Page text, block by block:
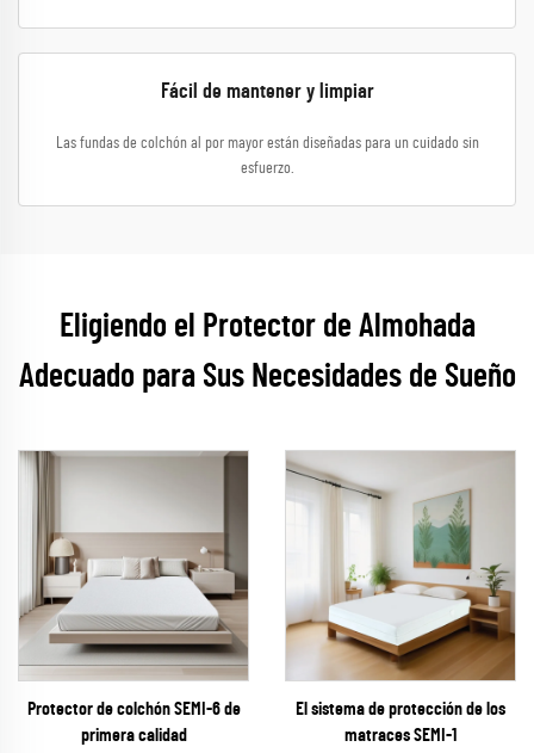
Fácil de mantener y limpiar
Las fundas de colchón al por mayor están diseñadas para un cuidado sin
esfuerzo.
Eligiendo el Protector de Almohada
Adecuado para Sus Necesidades de Sueño
Protector de colchón SEMI-6 de
primera calidad
El sistema de protección de los
matraces SEMI-1